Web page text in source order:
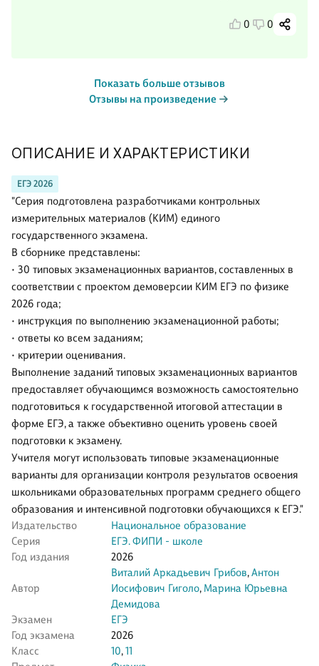
ОПИСАНИЕ И ХАРАКТЕРИСТИКИ
ЕГЭ 2026
"Серия подготовлена разработчиками контрольных
измерительных материалов (КИМ) единого
государственного экзамена.
В сборнике представлены:
• 30 типовых экзаменационных вариантов, составленных в
соответствии с проектом демоверсии КИМ ЕГЭ по физике
2026 года;
• инструкция по выполнению экзаменационной работы;
• ответы ко всем заданиям;
• критерии оценивания.
Выполнение заданий типовых экзаменационных вариантов
предоставляет обучающимся возможность самостоятельно
подготовиться к государственной итоговой аттестации в
форме ЕГЭ, а также объективно оценить уровень своей
подготовки к экзамену.
Учителя могут использовать типовые экзаменационные
варианты для организации контроля результатов освоения
школьниками образовательных программ среднего общего
образования и интенсивной подготовки обучающихся к ЕГЭ."
Издательство
Национальное образование
Серия
ЕГЭ. ФИПИ - школе
Год издания
2026
Автор
Виталий Аркадьевич Грибов,Антон
Иосифович Гиголо, Марина Юрьевна
Демидова
Экзамен
ЕГЭ
Год экзамена
2026
Класс
10,11
0 0
Показать больше отзывов
Отзывы на произведение